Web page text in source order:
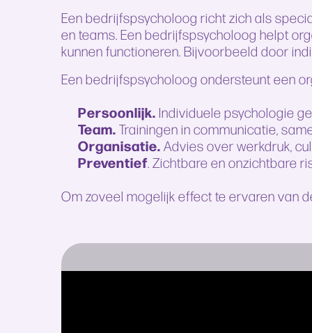
Een bedrijfspsycholoog richt zich als
en teams. Een bedrijfspsycholoog helpt
kunnen functioneren. Bijvoorbeeld door
Een bedrijfspsycholoog ondersteunt een
Persoonlijk. Individuele psychologie
Team. Trainingen in communicatie,
Organisatie. Advies over werkdruk,
Preventief. Zichtbare en onzichtbare
Om zoveel mogelijk effect te ervaren van